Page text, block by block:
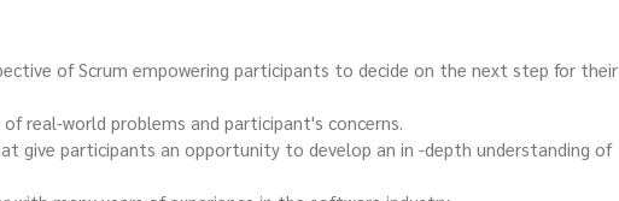
of Scrum empowering participants to decide on the next step for their
real-world problems and participant's concerns.
give participants an opportunity to develop an in -depth understanding of